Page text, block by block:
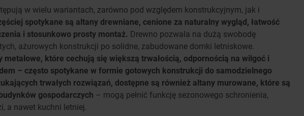
w wielu wariantach, zarówno pod względem konstrukcyjnym, jak i
spotykane są altany drewniane, cenione za naturalny wygląd, łatwość
i stosunkowo prosty montaż. Drewno pozwala na dużą swobodę
ażurowych konstrukcji po solidne, zabudowane domki letniskowe.
metalowe, które cechują się większą trwałością, odpornością na wilgoć i
– często spotykane w formie gotowych konstrukcji do samodzielnego
trwałych rozwiązań, dostępne są również altany murowane, które są
gospodarczych – mogą pełnić funkcję sezonowego schronienia,
a nawet kuchni letniej.